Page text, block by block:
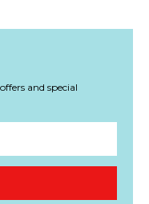
and special